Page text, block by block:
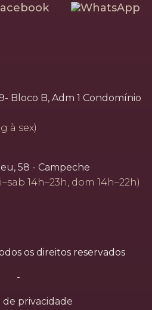
Bloco B, Adm 1 Condomínio
à sex)
58 - Campeche
14h–23h, dom 14h–22h)
os direitos reservados
-
de privacidade